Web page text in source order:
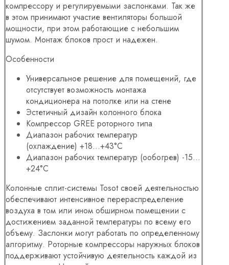
компрессору и регулируемыми заслонками. Так же
в этом принимают участие вентиляторы большой
мощности, при этом работающие с небольшим
шумом. Монтаж блоков прост и надежен.
Особенности
Универсальное решение для помещений, где
отсутствует возможность монтажа
кондиционера на потолке или на стене
Эстетичный дизайн колонного блока
Компрессор GREE роторного типа
Диапазон рабочих температур
(охлаждение) +18…+43°C
Диапазон рабочих температур (ообогрев) -15…
+24°C
Колонные сплит-системы Tosot своей деятельностью
обеспечивают интенсивное перераспределение
воздуха в том или ином обширном помещении с
достижением заданной температуры по всему его
объему. Заслонки могут работать по определенному
алгоритму. Роторные компрессоры наружных блоков
поддерживают устойчивую деятельность каждой из